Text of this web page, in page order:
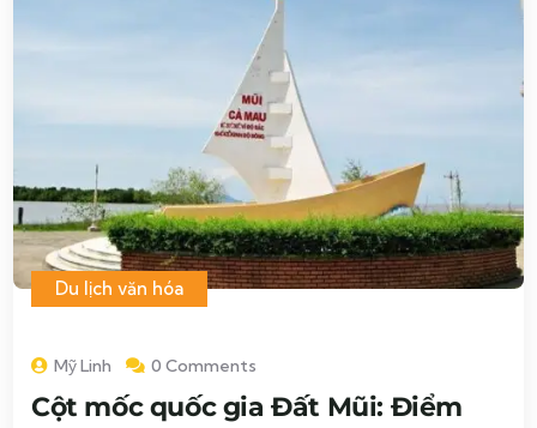
Du lịch văn hóa
Mỹ Linh 0 Comments
Cột mốc quốc gia Đất Mũi: Điểm